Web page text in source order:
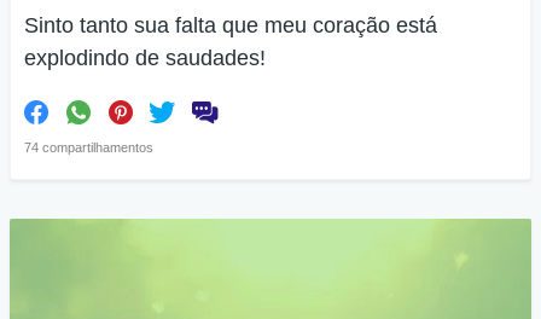
Sinto tanto sua falta que meu coração está
explodindo de saudades!
74 compartilhamentos